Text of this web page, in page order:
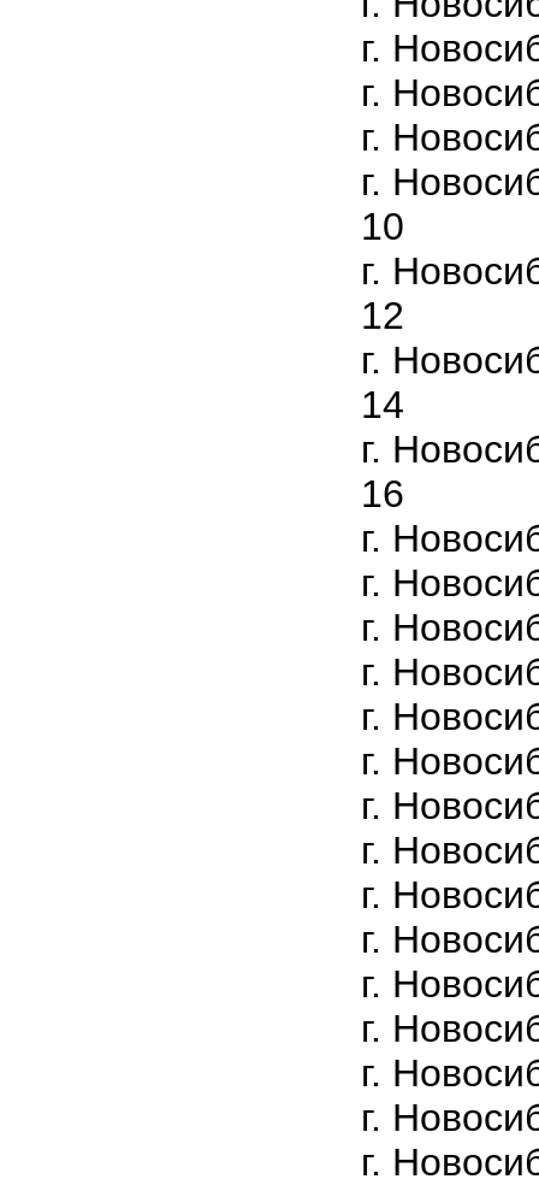
г.
г.
г.
г.
10
г.
12
г.
14
г.
16
г.
г.
г.
г.
г.
г.
г.
г.
г.
г.
г.
г.
г.
г.
г.